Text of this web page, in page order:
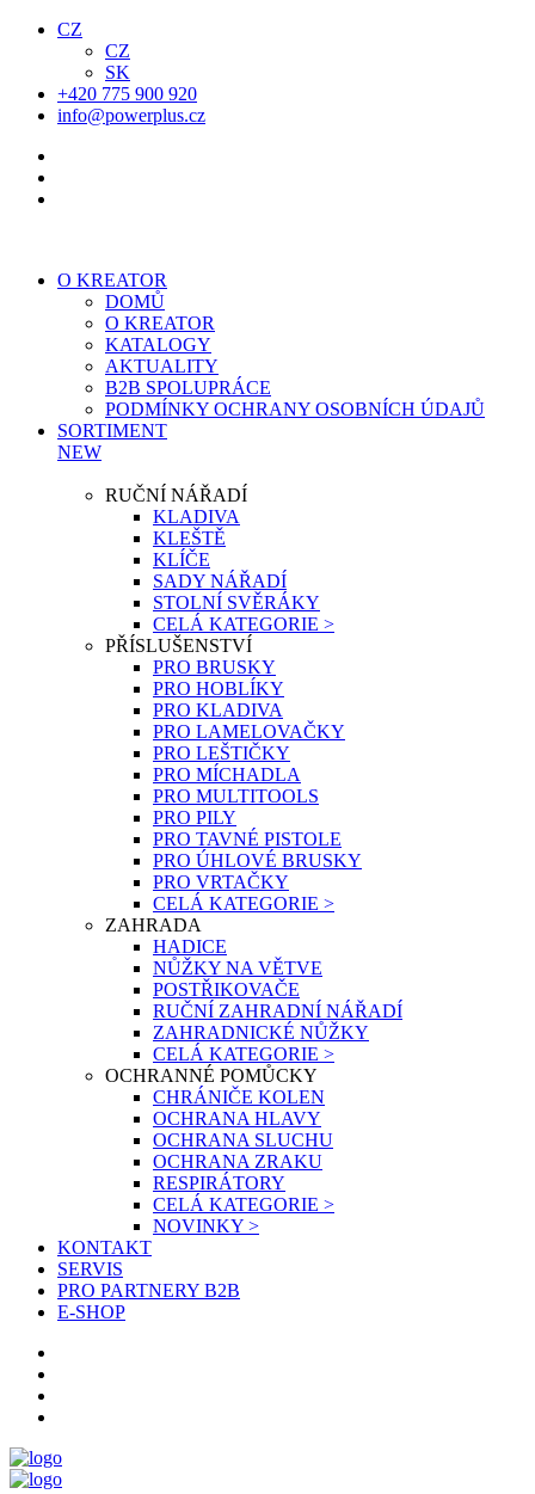
CZ
CZ
SK
+420 775 900 920
info@powerplus.cz
O KREATOR
DOMŮ
O KREATOR
KATALOGY
AKTUALITY
B2B SPOLUPRÁCE
PODMÍNKY OCHRANY OSOBNÍCH ÚDAJŮ
SORTIMENT
NEW
RUČNÍ NÁŘADÍ
KLADIVA
KLEŠTĚ
KLÍČE
SADY NÁŘADÍ
STOLNÍ SVĚRÁKY
CELÁ KATEGORIE >
PŘÍSLUŠENSTVÍ
PRO BRUSKY
PRO HOBLÍKY
PRO KLADIVA
PRO LAMELOVAČKY
PRO LEŠTIČKY
PRO MÍCHADLA
PRO MULTITOOLS
PRO PILY
PRO TAVNÉ PISTOLE
PRO ÚHLOVÉ BRUSKY
PRO VRTAČKY
CELÁ KATEGORIE >
ZAHRADA
HADICE
NŮŽKY NA VĚTVE
POSTŘIKOVAČE
RUČNÍ ZAHRADNÍ NÁŘADÍ
ZAHRADNICKÉ NŮŽKY
CELÁ KATEGORIE >
OCHRANNÉ POMŮCKY
CHRÁNIČE KOLEN
OCHRANA HLAVY
OCHRANA SLUCHU
OCHRANA ZRAKU
RESPIRÁTORY
CELÁ KATEGORIE >
NOVINKY >
KONTAKT
SERVIS
PRO PARTNERY B2B
E-SHOP